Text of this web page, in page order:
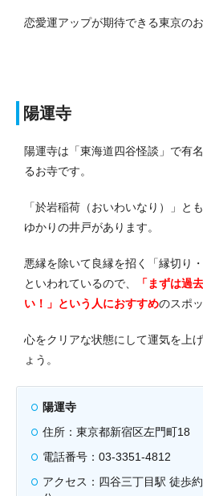
恋愛運アップが期待できる東京の
陽運寺
陽運寺は「東海道四谷怪談」で有
るお寺です。
「於岩稲荷（おいわいなり）」と
ゆかりの井戸があります。
悪縁を除いて良縁を招く「縁切り
といわれているので、
「まずは過
い！」という人におすすめのスポ
心をクリアな状態にして運気を上
ょう。
陽運寺
住所：東京都新宿区左門町18
電話番号：03-3351-4812
アクセス：四谷三丁目駅 徒歩